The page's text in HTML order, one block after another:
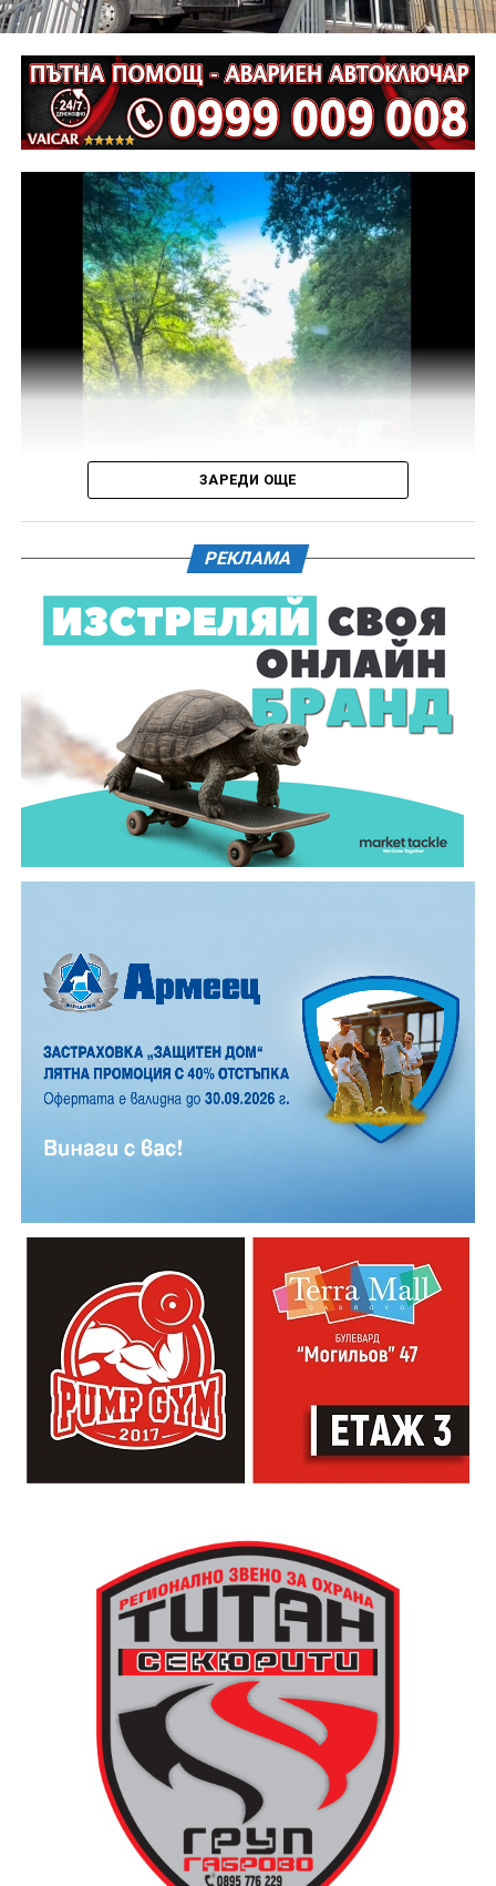
Извършена е аутопсия на тялото на пострадалия и е
назначена съдебномедицинска експертиза.
Предстои назначаването на автотехническа
експертиза относно причините и механизма на
възникналото пътнотранспортно произшествие.
На полицейските органи са възложени оперативно –
издирвателни мероприятия, свързани с
установяване на предходно преминали по трасето
на инкриминираната дата моторни превозни
средства, с евентуално последвало
компрометиране на пътната настилка.
Във връзка с изясняване на този въпрос предстои
назначаване на химическа експертиза на иззети в
Действията по разследването продължават под
ръководството на Окръжна прокуратура – Габрово.
61-годишен мъж от севлиевското село Шумата
загуби живота след като катастрофира с мотор.
Тежкият инцидент е станал в събота, 1 август, около
10.00 часа в прохода Шипка. По данни на полицията
мотористът е самокатастрофирал.
На място незабавно е бил изпратен полицейски
екип, който установил самоличността на водача. Той
е бил транспортиран в габровската болница, където
по-късно починал.
Според първоначалната информация водачът се е
Причините за инцидента са в процес на изясняване.
ЗАРЕДИ ОЩЕ
РЕКЛАМА